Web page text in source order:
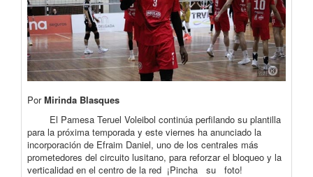
PorMirinda Blasques
El Pamesa Teruel Voleibol continúa perfilando su plantilla
para la próxima temporada y este viernes ha anunciado la
incorporación de Efraim Daniel, uno de los centrales más
prometedores del circuito lusitano, para reforzar el bloqueo y la
verticalidad en el centro de la red ¡Pincha su foto!